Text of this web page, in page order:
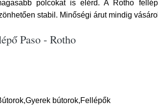
polcokat is elérd. A Rotho
stabil. Minőségi árut mindig
Paso - Rotho
bútorok,Fellépők